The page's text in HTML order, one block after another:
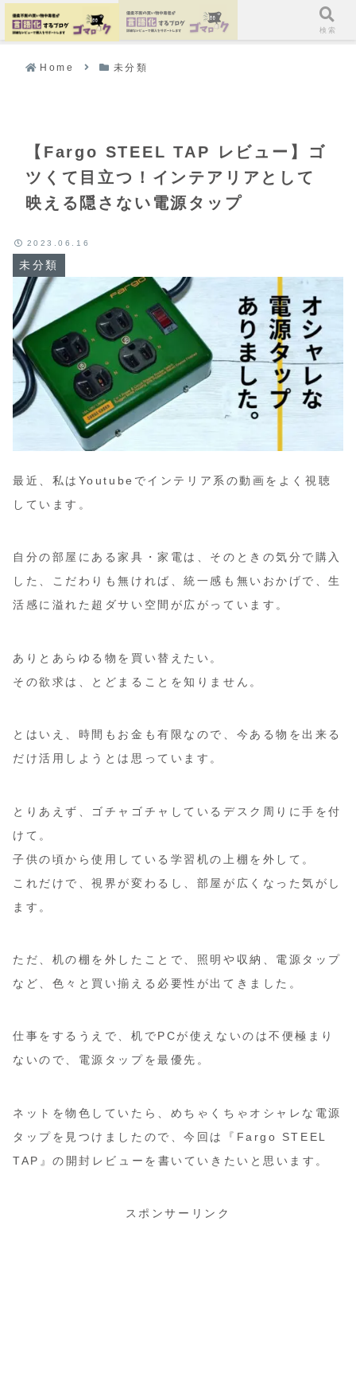
Home 未分類
【Fargo STEEL TAP レビュー】ゴ
ツくて目立つ！インテアリアとして
映える隠さない電源タップ
未分類
2023.06.16
最近、私はYoutubeでインテリア系の動画をよく視聴
しています。
自分の部屋にある家具・家電は、そのときの気分で購入
した、こだわりも無ければ、統一感も無いおかげで、生
活感に溢れた超ダサい空間が広がっています。
ありとあらゆる物を買い替えたい。
その欲求は、とどまることを知りません。
とはいえ、時間もお金も有限なので、今ある物を出来る
だけ活用しようとは思っています。
とりあえず、ゴチャゴチャしているデスク周りに手を付
けて。
子供の頃から使用している学習机の上棚を外して。
これだけで、視界が変わるし、部屋が広くなった気がし
ます。
ただ、机の棚を外したことで、照明や収納、電源タップ
など、色々と買い揃える必要性が出てきました。
仕事をするうえで、机でPCが使えないのは不便極まり
ないので、電源タップを最優先。
ネットを物色していたら、めちゃくちゃオシャレな電源
タップを見つけましたので、今回は『Fargo STEEL
TAP』の開封レビューを書いていきたいと思います。
スポンサーリンク
ホーム 検索